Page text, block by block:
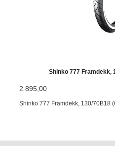
Shinko 777 Framdekk,
2 895,00
Shinko 777 Framdekk, 130/70B18